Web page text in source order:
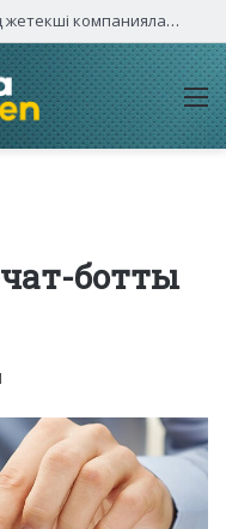
Қасым-Жомарт Тоқаев Қытайдың жетекші компаниялары басшыларымен кездесті
ботты